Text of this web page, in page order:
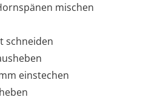
mischen
schneiden
einstechen